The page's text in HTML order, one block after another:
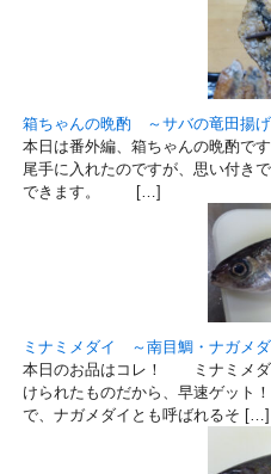
箱ちゃんの晩酌 ～サバの竜田揚げ
本日は番外編、箱ちゃんの晩酌で
尾手に入れたのですが、思い付き
できます。 […]
ミナミメダイ ～南目鯛・ナガメ
本日のお品はコレ！ ミナミメダ
けられたものだから、早速ゲット
で、ナガメダイとも呼ばれるそ […]